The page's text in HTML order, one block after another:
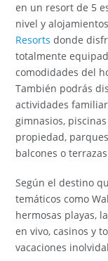
en un resort de 5
nivel y
Resorts donde
totalmente
comodidades del
También podrás
actividades
gimnasios,
propiedad,
balcones o
Según el destino
temáticos como
hermosas playas,
en vivo, casinos y
vacaciones